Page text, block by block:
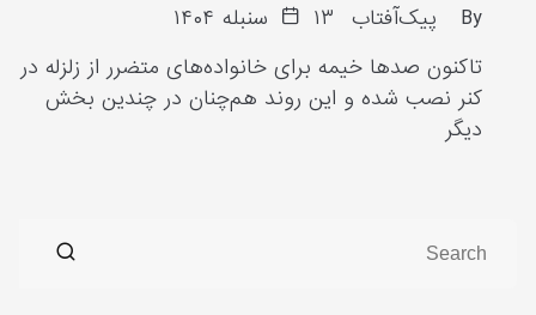
By پیک‌آفتاب
۱۳ سنبله ۱۴۰۴
تاکنون صدها خیمه برای خانواده‌های متضرر از زلزله در
کنر نصب شده و این روند هم‌چنان در چندین بخش
دیگر